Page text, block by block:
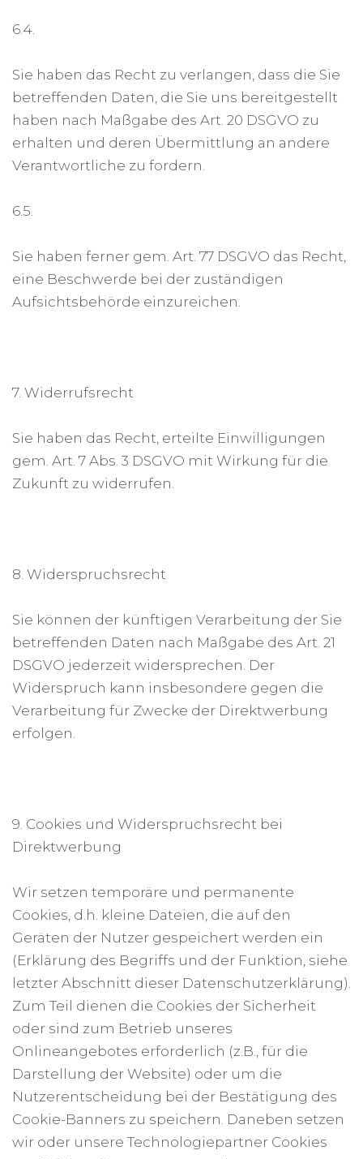
6.4.
Sie haben das Recht zu verlangen, dass die Sie
betreffenden Daten, die Sie uns bereitgestellt
haben nach Maßgabe des Art. 20 DSGVO zu
erhalten und deren Übermittlung an andere
Verantwortliche zu fordern.
6.5.
Sie haben ferner gem. Art. 77 DSGVO das Recht,
eine Beschwerde bei der zuständigen
Aufsichtsbehörde einzureichen.
7. Widerrufsrecht
Sie haben das Recht, erteilte Einwilligungen
gem. Art. 7 Abs. 3 DSGVO mit Wirkung für die
Zukunft zu widerrufen.
8. Widerspruchsrecht
Sie können der künftigen Verarbeitung der Sie
betreffenden Daten nach Maßgabe des Art. 21
DSGVO jederzeit widersprechen. Der
Widerspruch kann insbesondere gegen die
Verarbeitung für Zwecke der Direktwerbung
erfolgen.
9. Cookies und Widerspruchsrecht bei
Direktwerbung
Wir setzen temporäre und permanente
Cookies, d.h. kleine Dateien, die auf den
Geräten der Nutzer gespeichert werden ein
(Erklärung des Begriffs und der Funktion, siehe
letzter Abschnitt dieser Datenschutzerklärung).
Zum Teil dienen die Cookies der Sicherheit
oder sind zum Betrieb unseres
Onlineangebotes erforderlich (z.B., für die
Darstellung der Website) oder um die
Nutzerentscheidung bei der Bestätigung des
Cookie-Banners zu speichern. Daneben setzen
wir oder unsere Technologiepartner Cookies